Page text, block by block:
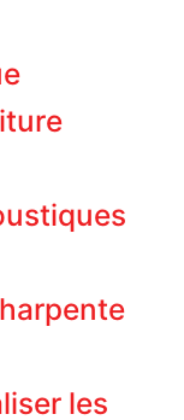
les